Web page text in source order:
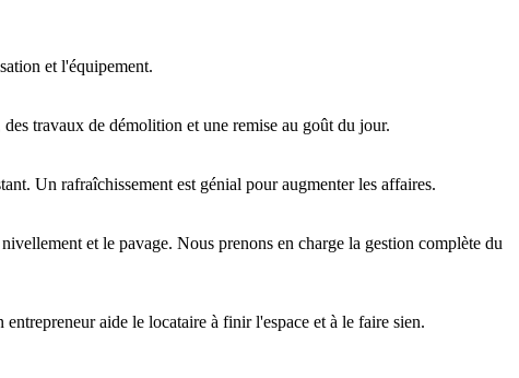
et l'équipement.
travaux de démolition et une remise au goût du jour.
Un rafraîchissement est génial pour augmenter les affaires.
et le pavage. Nous prenons en charge la gestion complète du
aide le locataire à finir l'espace et à le faire sien.